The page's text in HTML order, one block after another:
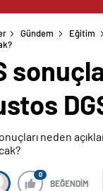
Gündem Eğitim
0
BEĞENDİM